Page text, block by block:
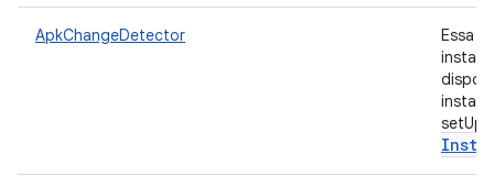
ApkChangeDetector
Essa
setUp